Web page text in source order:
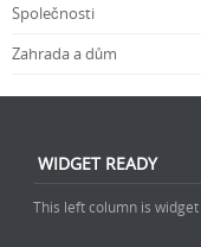
Společnosti
Zahrada a dům
WIDGET READY
This left column is